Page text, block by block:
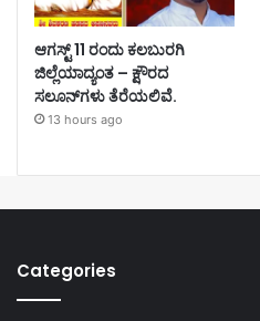
ಆಗಸ್ಟ್ 11 ರಂದು ಕಲಬುರಗಿ
ಜಿಲ್ಲೆಯಾದ್ಯಂತ – ಕ್ಷೌರದ
ಸಲೂನ್‌ಗಳು ತೆರೆಯಲಿವೆ.
13 hours ago
Categories